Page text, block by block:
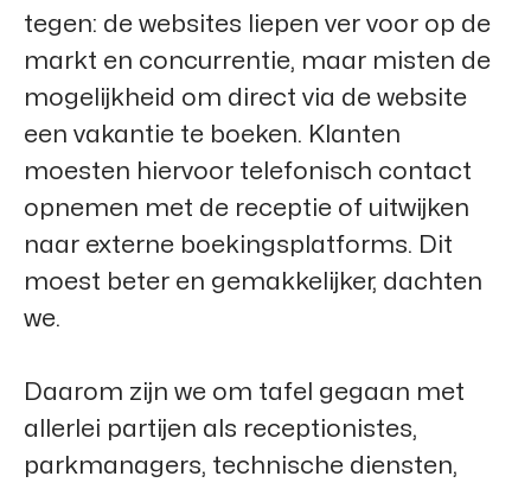
tegen: de websites liepen ver voor op de
markt en concurrentie, maar misten de
mogelijkheid om direct via de website
een vakantie te boeken. Klanten
moesten hiervoor telefonisch contact
opnemen met de receptie of uitwijken
naar externe boekingsplatforms. Dit
moest beter en gemakkelijker, dachten
we.
Daarom zijn we om tafel gegaan met
allerlei partijen als receptionistes,
parkmanagers, technische diensten,